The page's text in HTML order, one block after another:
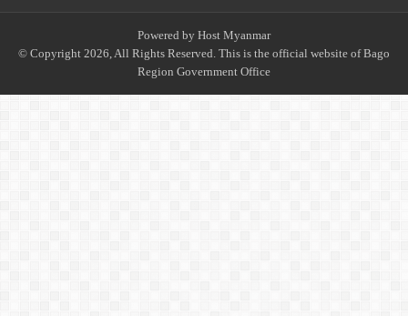
Powered by Host Myanmar
© Copyright 2026, All Rights Reserved. This is the official website of Bago
Region Government Office